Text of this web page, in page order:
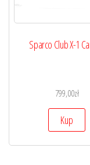
Sparco Club X-1
799,00zł
Kup